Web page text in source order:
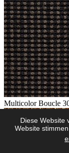
Diese Website
Website
Multicolor Boucle